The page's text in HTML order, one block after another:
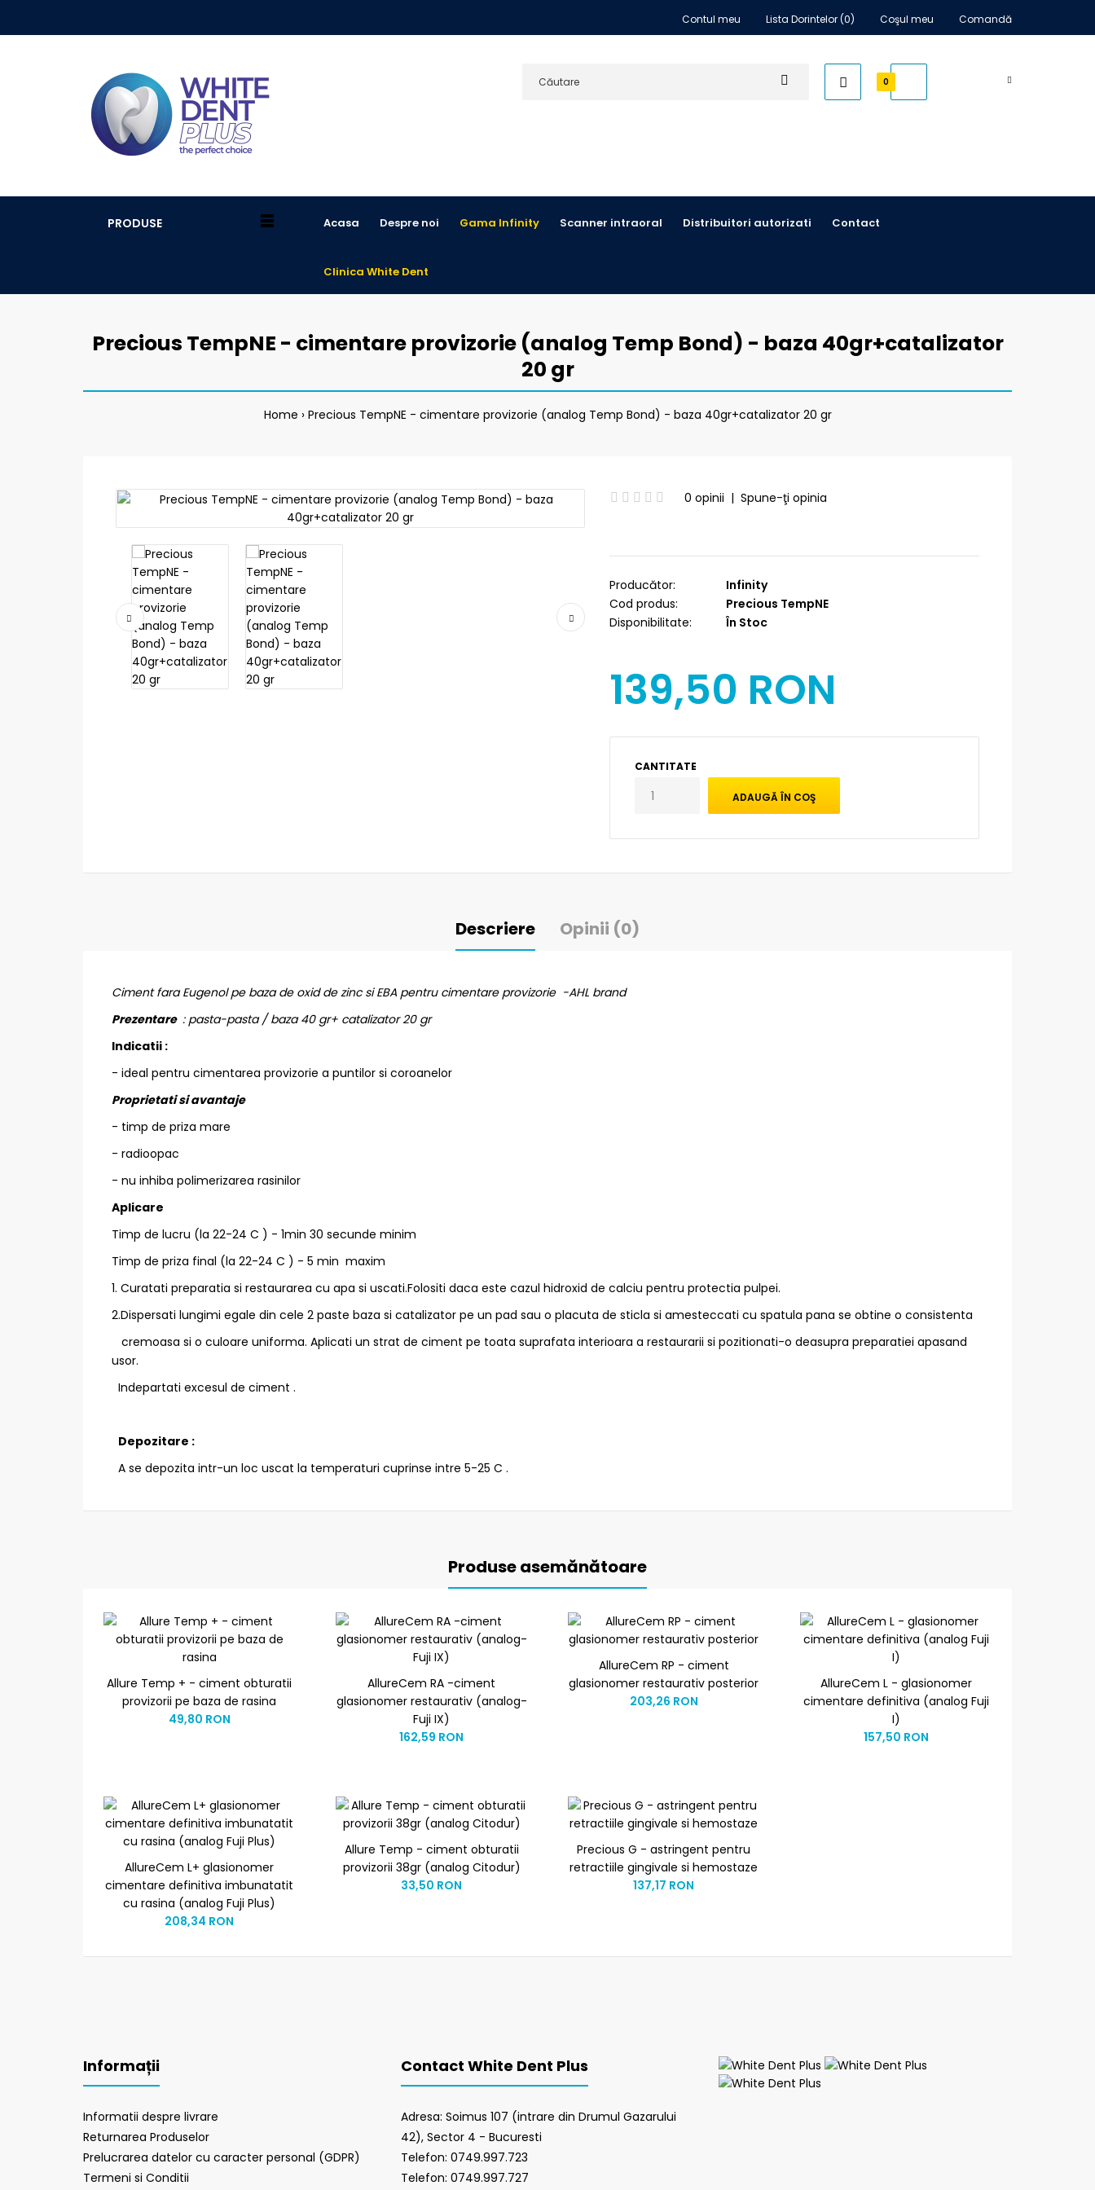
Contul meu Lista Dorintelor (0) Coşul meu Comandă
0
PRODUSE Acasa Despre noi Gama Infinity Scanner intraoral Distribuitori autorizati Contact
Clinica White Dent
Precious TempNE - cimentare provizorie (analog Temp Bond) - baza 40gr+catalizator
20 gr
Home Precious TempNE - cimentare provizorie (analog Temp Bond) - baza 40gr+catalizator 20 gr
0 opinii | Spune-ţi opinia
Producător:
Infinity
Cod produs:
Precious TempNE
Disponibilitate:
În Stoc
139,50 RON
CANTITATE
Descriere Opinii (0)
Ciment fara Eugenol pe baza de oxid de zinc si EBA pentru cimentare provizorie -AHL brand
Prezentare : pasta-pasta / baza 40 gr+ catalizator 20 gr
Indicatii :
- ideal pentru cimentarea provizorie a puntilor si coroanelor
Proprietati si avantaje
- timp de priza mare
- radioopac
- nu inhiba polimerizarea rasinilor
Aplicare
Timp de lucru (la 22-24 C ) - 1min 30 secunde minim
Timp de priza final (la 22-24 C ) - 5 min maxim
1. Curatati preparatia si restaurarea cu apa si uscati.Folositi daca este cazul hidroxid de calciu pentru protectia pulpei.
2.Dispersati lungimi egale din cele 2 paste baza si catalizator pe un pad sau o placuta de sticla si amesteccati cu spatula pana se obtine o consistenta
cremoasa si o culoare uniforma. Aplicati un strat de ciment pe toata suprafata interioara a restaurarii si pozitionati-o deasupra preparatiei apasand
usor.
Indepartati excesul de ciment .
Depozitare :
A se depozita intr-un loc uscat la temperaturi cuprinse intre 5-25 C .
Produse asemănătoare
Allure Temp + - ciment obturatii
provizorii pe baza de rasina
49,80 RON
AllureCem RA -ciment
glasionomer restaurativ (analog-
Fuji IX)
162,59 RON
AllureCem RP - ciment
glasionomer restaurativ posterior
203,26 RON
AllureCem L - glasionomer
cimentare definitiva (analog Fuji
I)
157,50 RON
AllureCem L+ glasionomer
cimentare definitiva imbunatatit
cu rasina (analog Fuji Plus)
208,34 RON
Allure Temp - ciment obturatii
provizorii 38gr (analog Citodur)
33,50 RON
Precious G - astringent pentru
retractiile gingivale si hemostaze
137,17 RON
Informații
Informatii despre livrare
Returnarea Produselor
Prelucrarea datelor cu caracter personal (GDPR)
Termeni si Conditii
Contact White Dent Plus
Adresa: Soimus 107 (intrare din Drumul Gazarului
42), Sector 4 - Bucuresti
Telefon: 0749.997.723
Telefon: 0749.997.727